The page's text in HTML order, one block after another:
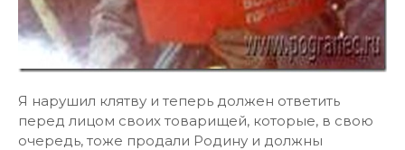
Я нарушил клятву и теперь должен ответить
перед лицом своих товарищей, которые, в свою
очередь, тоже продали Родину и должны